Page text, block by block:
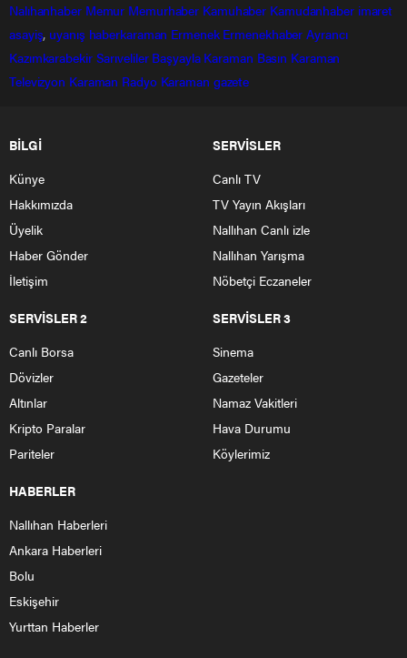
Nalıhanhaber Memur Memurhaber Kamuhaber Kamudanhaber imaret
asayiş, uyanış haberkaraman Ermenek Ermenekhaber Ayrancı
Kazımkarabekir Sarıveliler Başyayla Karaman Basın Karaman
Televizyon Karaman Radyo Karaman gazete
BİLGİ
Künye
Hakkımızda
Üyelik
Haber Gönder
İletişim
SERVİSLER
Canlı TV
TV Yayın Akışları
Nallıhan Canlı izle
Nallıhan Yarışma
Nöbetçi Eczaneler
SERVİSLER 2
Canlı Borsa
Dövizler
Altınlar
Kripto Paralar
Pariteler
SERVİSLER 3
Sinema
Gazeteler
Namaz Vakitleri
Hava Durumu
Köylerimiz
HABERLER
Nallıhan Haberleri
Ankara Haberleri
Bolu
Eskişehir
Yurttan Haberler